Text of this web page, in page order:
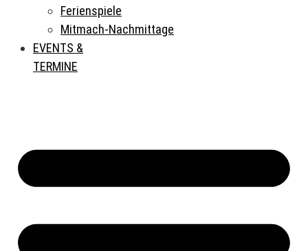
Ferienspiele
Mitmach-Nachmittage
EVENTS &
TERMINE